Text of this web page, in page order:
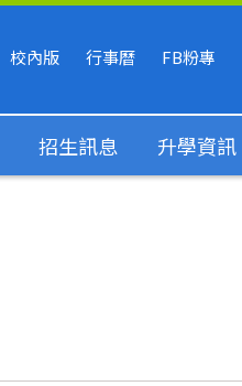
校內版 行事曆 FB粉專
招生訊息 升學資訊